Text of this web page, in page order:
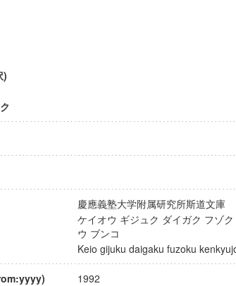
)
慶應義塾大学附属研究所斯道文
ケイオウ ギジュク ダイガク フゾ
ウ ブンコ
Keio gijuku daigaku fuzoku
1992